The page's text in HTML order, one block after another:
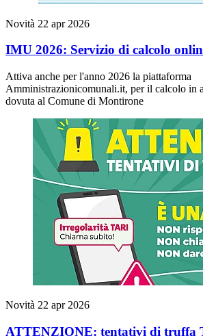
Novità 22 apr 2026
IMU 2026: Servizio di calcolo
Attiva anche per l'anno 2026 la piattaforma
Amministrazionicomunali.it, per il calcolo in
dovuta al Comune di Montirone
Novità 22 apr 2026
ATTENZIONE: tentativi di truffa